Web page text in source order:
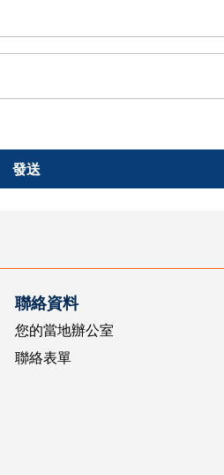
發送
聯絡資料
您的當地辦公室
聯絡表單